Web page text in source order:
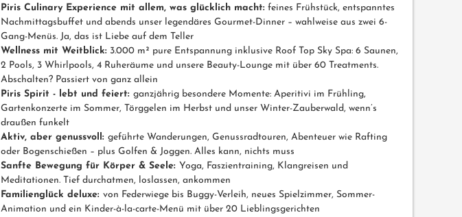
Piris Culinary Experience mit allem, was glücklich macht: feines Frühstück, entspanntes
Nachmittagsbuffet und abends unser legendäres Gourmet-Dinner – wahlweise aus zwei 6-
Gang-Menüs. Ja, das ist Liebe auf dem Teller
Wellness mit Weitblick: 3.000 m² pure Entspannung inklusive Roof Top Sky Spa: 6 Saunen,
2 Pools, 3 Whirlpools, 4 Ruheräume und unsere Beauty-Lounge mit über 60 Treatments.
Abschalten? Passiert von ganz allein
Piris Spirit - lebt und feiert: ganzjährig besondere Momente: Aperitivi im Frühling,
Gartenkonzerte im Sommer, Törggelen im Herbst und unser Winter-Zauberwald, wenn’s
draußen funkelt
Aktiv, aber genussvoll: geführte Wanderungen, Genussradtouren, Abenteuer wie Rafting
oder Bogenschießen – plus Golfen & Joggen. Alles kann, nichts muss
Sanfte Bewegung für Körper & Seele: Yoga, Faszientraining, Klangreisen und
Meditationen. Tief durchatmen, loslassen, ankommen
Familienglück deluxe: von Federwiege bis Buggy-Verleih, neues Spielzimmer, Sommer-
Animation und ein Kinder-à-la-carte-Menü mit über 20 Lieblingsgerichten